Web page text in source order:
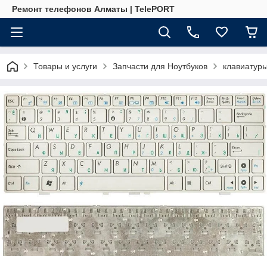
Ремонт телефонов Алматы | TelePORT
Товары и услуги Запчасти для Ноутбуков